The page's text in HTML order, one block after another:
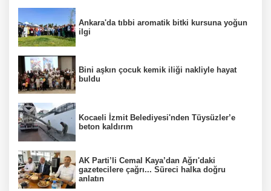
Ankara'da tıbbi aromatik bitki kursuna yoğun
ilgi
Bini aşkın çocuk kemik iliği nakliyle hayat
buldu
Kocaeli İzmit Belediyesi'nden Tüysüzler’e
beton kaldırım
AK Parti’li Cemal Kaya’dan Ağrı'daki
gazetecilere çağrı... Süreci halka doğru
anlatın